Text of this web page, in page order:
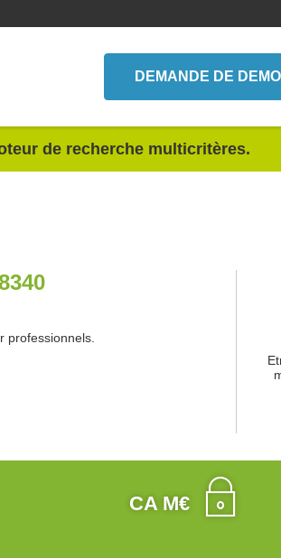
DEMANDE DE DEMO
de recherche multicritères.
professionnels.
CA M€